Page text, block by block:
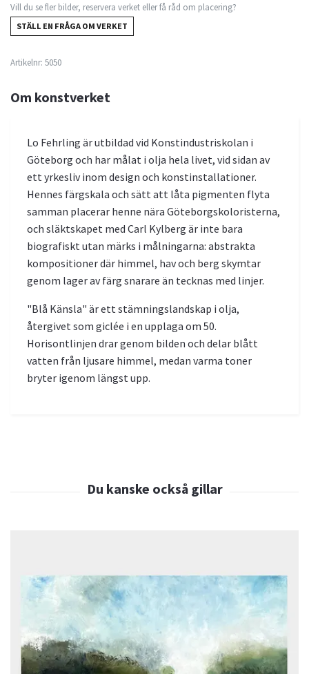
Vill du se fler bilder, reservera verket eller få råd om placering?
STÄLL EN FRÅGA OM VERKET
Artikelnr: 5050
Om konstverket
Lo Fehrling är utbildad vid Konstindustriskolan i
Göteborg och har målat i olja hela livet, vid sidan av
ett yrkesliv inom design och konstinstallationer.
Hennes färgskala och sätt att låta pigmenten flyta
samman placerar henne nära Göteborgskoloristerna,
och släktskapet med Carl Kylberg är inte bara
biografiskt utan märks i målningarna: abstrakta
kompositioner där himmel, hav och berg skymtar
genom lager av färg snarare än tecknas med linjer.
"Blå Känsla" är ett stämningslandskap i olja,
återgivet som giclée i en upplaga om 50.
Horisontlinjen drar genom bilden och delar blått
vatten från ljusare himmel, medan varma toner
bryter igenom längst upp.